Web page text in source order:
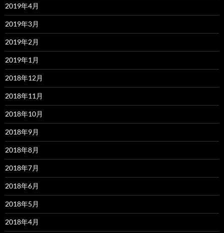
2019年4月
2019年3月
2019年2月
2019年1月
2018年12月
2018年11月
2018年10月
2018年9月
2018年8月
2018年7月
2018年6月
2018年5月
2018年4月